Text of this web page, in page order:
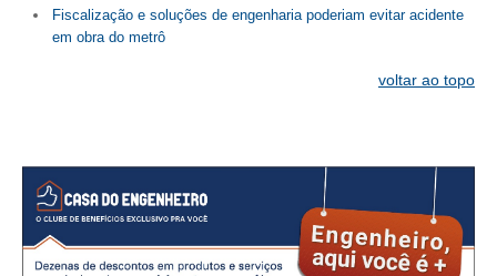
FGTS CORREÇÃO
LEI 6.496/1977 – ART
RES 1.002/2002 – CÓDIGO DE ÉTICA
Fiscalização e soluções de engenharia poderiam evitar acidente
em obra do metrô
voltar ao topo